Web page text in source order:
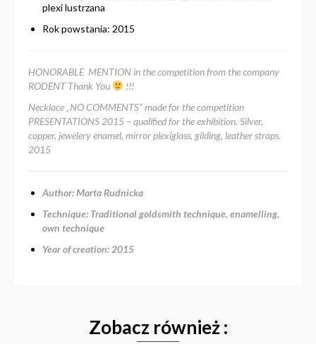
plexi lustrzana
Rok powstania: 2015
HONORABLE MENTION in the competitionfrom the company
RODENT Thank You
!!!
Necklace „NO COMMENTS” made for the competition
PRESENTATIONS 2015 – qualified for the exhibition. Silver,
copper, jewelery enamel, mirror plexiglass, gilding, leather straps.
2015
Author: Marta Rudnicka
Technique: Traditional goldsmith technique, enamelling,
own technique
Year of creation: 2015
Zobacz również :